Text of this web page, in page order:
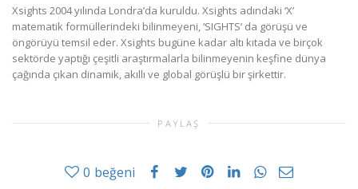
Xsights 2004 yılında Londra’da kuruldu. Xsights adındaki ‘X’
matematik formüllerindeki bilinmeyeni, ‘SIGHTS’ da görüşü ve
öngörüyü temsil eder. Xsights bugüne kadar altı kıtada ve birçok
sektörde yaptığı çeşitli araştırmalarla bilinmeyenin keşfine dünya
çağında çıkan dinamik, akıllı ve global görüşlü bir şirkettir.
PAYLAŞ
0 beğeni